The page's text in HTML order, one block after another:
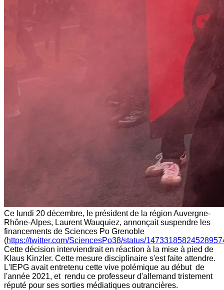
Ce lundi 20 décembre, le président de la région Auvergne-
Rhône-Alpes, Laurent Wauquiez, annonçait suspendre les
financements de Sciences Po Grenoble
(https://twitter.com/SciencesPo38/status/
Cette décision interviendrait en réaction à la mise à pied de
Klaus Kinzler. Cette mesure disciplinaire s'est faite attendre.
L'IEPG avait entretenu cette vive polémique au début de
l'année 2021, et rendu ce professeur d'allemand tristement
réputé pour ses sorties médiatiques outrancières.